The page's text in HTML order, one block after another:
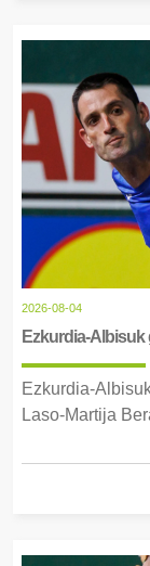
2026-08-04
Ezkurdia-Albisuk
Ezkurdia-
Laso-Martija